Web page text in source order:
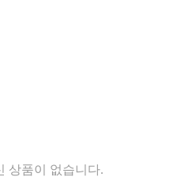
상품이 없습니다.